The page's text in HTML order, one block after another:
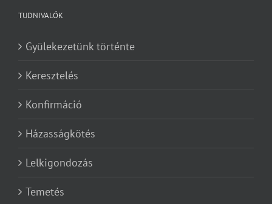
TUDNIVALÓK
Gyülekezetünk történte
Keresztelés
Konfirmáció
Házasságkötés
Lelkigondozás
Temetés